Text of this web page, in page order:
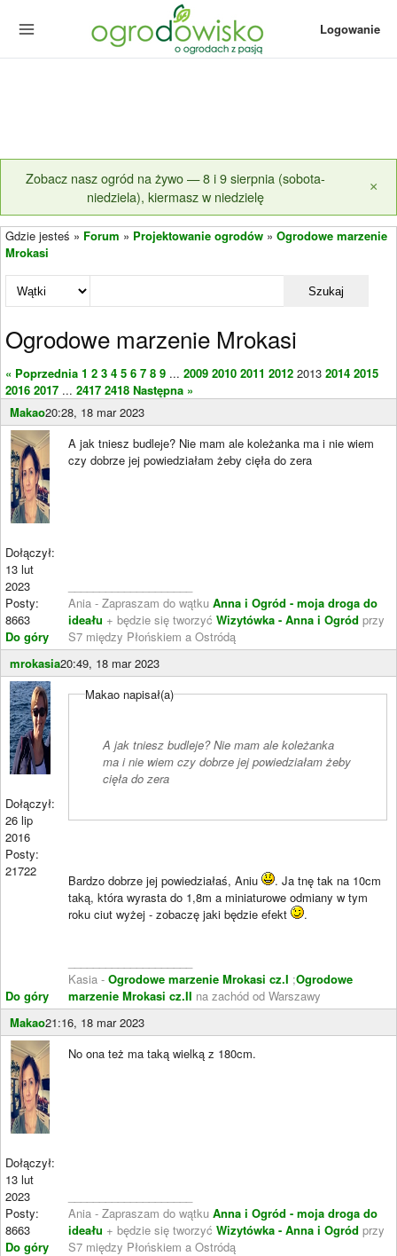
Logowanie
Zobacz nasz ogród na żywo — 8 i 9 sierpnia (sobota-
niedziela), kiermasz w niedzielę
×
Gdzie jesteś » Forum » Projektowanie ogrodów » Ogrodowe marzenie
Mrokasi
Szukaj
Ogrodowe marzenie Mrokasi
« Poprzednia 1 2 3 4 5 6 7 8 9 ... 2009 2010 2011 2012 2013 2014 2015
2016 2017 ... 2417 2418 Następna »
Makao20:28, 18 mar 2023
Dołączył:
13 lut
2023
Posty:
8663
Do góry
A jak tniesz budleje? Nie mam ale koleżanka ma i nie wiem
czy dobrze jej powiedziałam żeby cięła do zera
Ania - Zapraszam do wątku Anna i Ogród - moja droga do
ideału + będzie się tworzyć Wizytówka - Anna i Ogród przy
S7 między Płońskiem a Ostródą
mrokasia20:49, 18 mar 2023
Dołączył:
26 lip
2016
Posty:
21722
Do góry
Makao napisał(a)
A jak tniesz budleje? Nie mam ale koleżanka
ma i nie wiem czy dobrze jej powiedziałam żeby
cięła do zera
Bardzo dobrze jej powiedziałaś, Aniu
. Ja tnę tak na 10cm
taką, która wyrasta do 1,8m a miniaturowe odmiany w tym
roku ciut wyżej - zobaczę jaki będzie efekt
.
Kasia - Ogrodowe marzenie Mrokasi cz.I ;Ogrodowe
marzenie Mrokasi cz.II na zachód od Warszawy
Makao21:16, 18 mar 2023
Dołączył:
13 lut
2023
Posty:
8663
Do góry
No ona też ma taką wielką z 180cm.
Ania - Zapraszam do wątku Anna i Ogród - moja droga do
ideału + będzie się tworzyć Wizytówka - Anna i Ogród przy
S7 między Płońskiem a Ostródą